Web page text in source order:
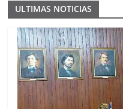
ULTIMAS NOTICIAS